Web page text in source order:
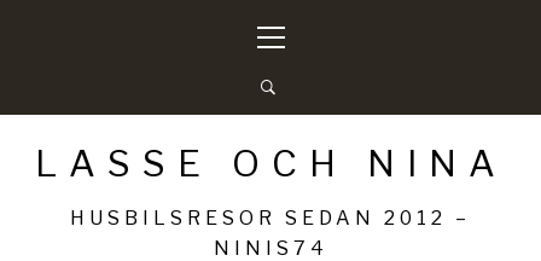
meny
LASSE OCH NINA
HUSBILSRESOR SEDAN 2012 –
NINIS74